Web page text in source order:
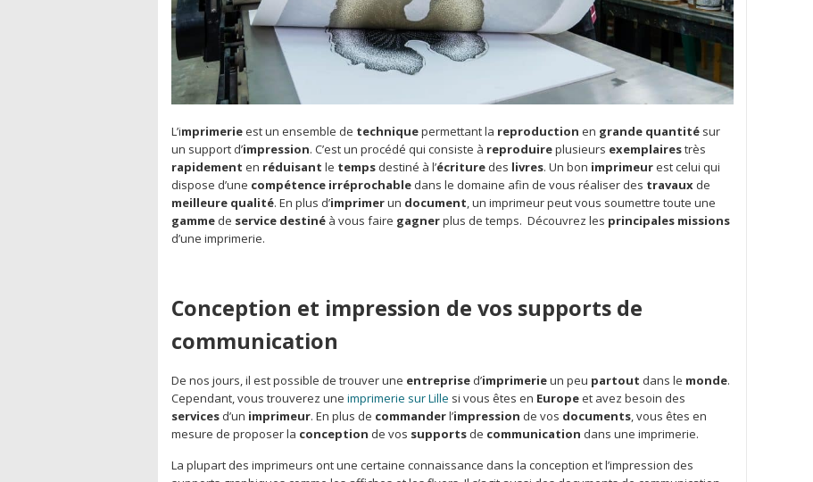
L’imprimerieest un ensemble de techniquepermettant la reproduction en grande quantité sur
un support d’impression. C’est un procédé qui consiste à reproduireplusieurs exemplairestrès
rapidement en réduisant le temps destiné à l’écriture des livres. Un bon imprimeurest celui qui
dispose d’une compétence irréprochable dans le domaine afin de vous réaliser des travaux de
meilleure qualité. En plus d’imprimerun document, un imprimeur peut vous soumettre toute une
gamme de service destiné à vous faire gagnerplus de temps. Découvrez les principales missions
d’une imprimerie.
Conception et impression de vos supports de
communication
De nos jours, il est possible de trouver une entreprise d’imprimerieun peu partout dans le monde.
Cependant, vous trouverez une imprimerie sur Lille si vous êtes en Europeet avez besoin des
services d’un imprimeur. En plus de commanderl’impression de vos documents, vous êtes en
mesure de proposer la conception de vos supports de communication dans une imprimerie.
La plupart des imprimeurs ont une certaine connaissance dans la conception et l’impression des